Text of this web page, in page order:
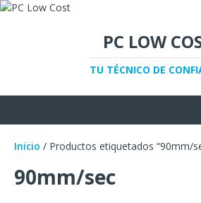
PC LOW
TU TÉCNICO DE
Inicio / Productos etiquetados “90mm/
90mm/sec